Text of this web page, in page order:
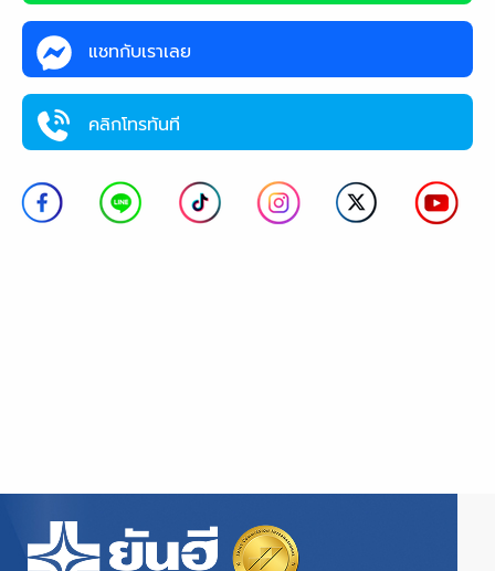
แชทกับเราเลย
คลิกโทรทันที